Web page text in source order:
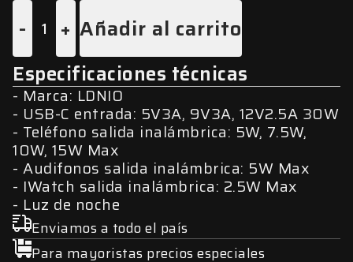
- + Añadir al carrito
Especificaciones técnicas
Marca: LDNIO
USB-C entrada: 5V3A, 9V3A, 12V2.5A 30W
Teléfono salida inalámbrica: 5W, 7.5W,
10W, 15W Max
Audifonos salida inalámbrica: 5W Max
IWatch salida inalámbrica: 2.5W Max
Luz de noche
Enviamos a todo el país
Para mayoristas precios especiales